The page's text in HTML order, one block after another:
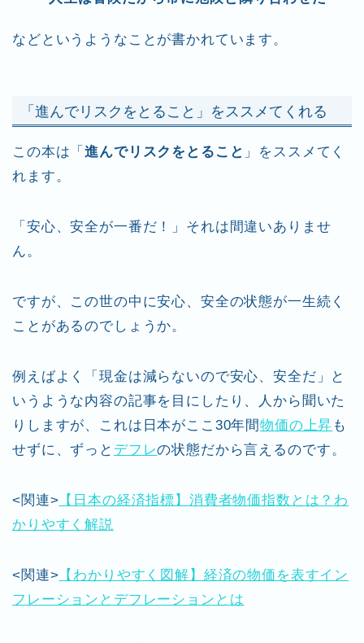
などというようなことが書かれています。
「進んでリスクをとること」をススメてくれる
この本は「進んでリスクをとること 」をススメてく
れます。
「安心、安全が一番だ！」それは間違いありませ
ん。
ですが、この世の中に安心、安全の状態が一生続く
ことがあるのでしょうか。
例えばよく「現金は減らないので安心、安全だ」と
いうような内容の記事を目にしたり、人から聞いた
りしますが、これは日本がここ30年間物価の上昇 も
せずに、ずっと デフレの状態だから言えるのです。
<関連> 【日本の経済指標】消費者物価指数とは？わ
かりやすく解説
<関連> 【わかりやすく図解】経済の物価を表すイン
フレーションとデフレーションとは